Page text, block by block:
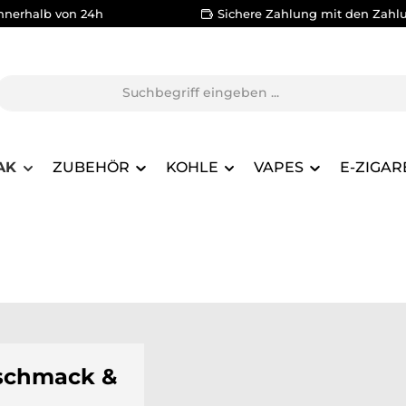
von 24h Sichere Zahlung mit den
ZUBEHÖR KOHLE VAPES E-
&